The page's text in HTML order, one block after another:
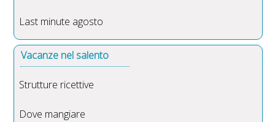
Last minute agosto
Vacanze nel salento
Strutture ricettive
Dove mangiare